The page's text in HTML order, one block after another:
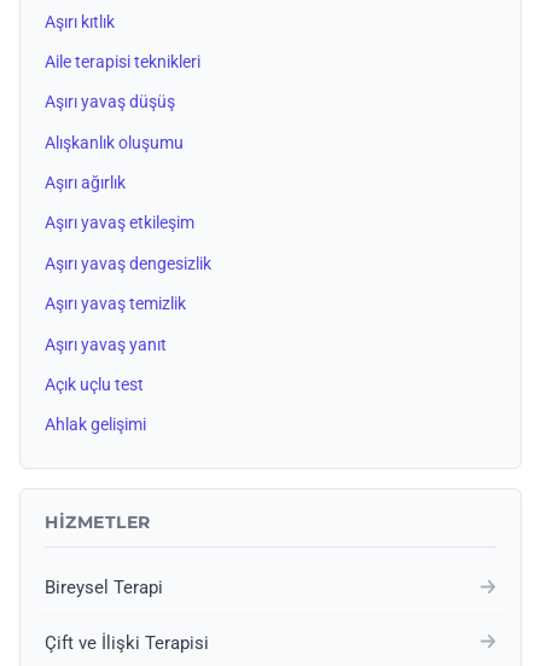
Aşırı kıtlık
Aile terapisi teknikleri
Aşırı yavaş düşüş
Alışkanlık oluşumu
Aşırı ağırlık
Aşırı yavaş etkileşim
Aşırı yavaş dengesizlik
Aşırı yavaş temizlik
Aşırı yavaş yanıt
Açık uçlu test
Ahlak gelişimi
HIZMETLER
Bireysel Terapi
Çift ve İlişki Terapisi